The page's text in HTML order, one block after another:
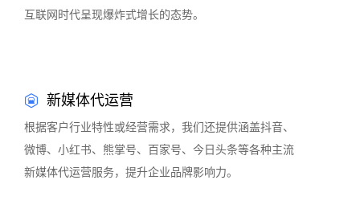
互联网时代呈现爆炸式增长的态势。
新媒体代运营
根据客户行业特性或经营需求，我们还提供涵盖抖音、
微博、小红书、熊掌号、百家号、今日头条等各种主流
新媒体代运营服务，提升企业品牌影响力。